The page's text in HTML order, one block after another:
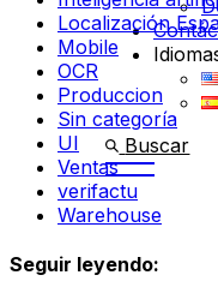
Buscar
Localización
Mobile
OCR
Produccion
Sin categoría
UI
Ventas
verifactu
Warehouse
Seguir leyendo: